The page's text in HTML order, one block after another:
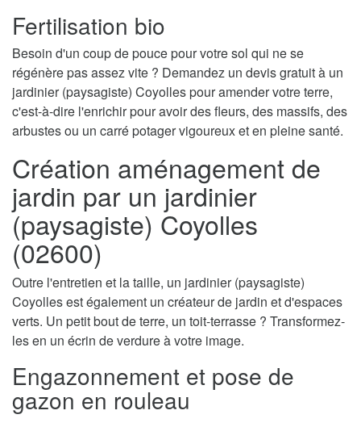
Fertilisation bio
Besoin d'un coup de pouce pour votre sol qui ne se
régénère pas assez vite ? Demandez un devis gratuit à un
jardinier (paysagiste) Coyolles pour amender votre terre,
c'est-à-dire l'enrichir pour avoir des fleurs, des massifs, des
arbustes ou un carré potager vigoureux et en pleine santé.
Création aménagement de
jardin par un jardinier
(paysagiste) Coyolles
(02600)
Outre l'entretien et la taille, un jardinier (paysagiste)
Coyolles est également un créateur de jardin et d'espaces
verts. Un petit bout de terre, un toit-terrasse ? Transformez-
les en un écrin de verdure à votre image.
Engazonnement et pose de
gazon en rouleau